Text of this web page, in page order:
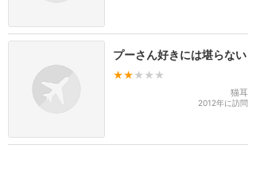
プーさん好きには堪らない
★★ ★★★
猫耳
2012年に訪問